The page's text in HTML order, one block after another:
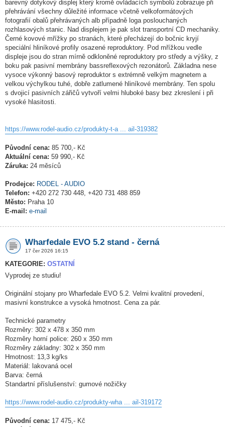
barevný dotykový displej který kromě ovládacích symbolů zobrazuje při
přehrávání všechny důležité informace včetně velkoformátových
fotografií obalů přehrávaných alb případně loga poslouchaných
rozhlasových stanic. Nad displejem je pak slot transportní CD mechaniky.
Černé kovové mřížky po stranách, které přecházejí do bočnic kryjí
speciální hliníkové profily osazené reproduktory. Pod mřížkou vedle
displeje jsou do stran mírně odkloněné reproduktory pro středy a výšky, z
boku pak pasivní membrány bassreflexových rezonátorů. Základna nese
vysoce výkonný basový reproduktor s extrémně velkým magnetem a
velkou výchylkou tuhé, dobře zatlumené hliníkové membrány. Ten spolu
s dvojicí pasivních zářičů vytvoří velmi hluboké basy bez zkreslení i při
vysoké hlasitosti.
https://www.rodel-audio.cz/produkty-t-a ... ail-319382
Původní cena: 85 700,- Kč
Aktuální cena: 59 990,- Kč
Záruka: 24 měsíců
Prodejce: RODEL - AUDIO
Telefon: +420 272 730 448, +420 731 488 859
Město: Praha 10
E-mail: e-mail
Wharfedale EVO 5.2 stand - černá
17 čer 2026 16:15
KATEGORIE: OSTATNÍ
Vyprodej ze studiu!
Originální stojany pro Wharfedale EVO 5.2. Velmi kvalitní provedení,
masivní konstrukce a vysoká hmotnost. Cena za pár.
Technické parametry
Rozměry: 302 x 478 x 350 mm
Rozměry horní police: 260 x 350 mm
Rozměry základny: 302 x 350 mm
Hmotnost: 13,3 kg/ks
Materiál: lakovaná ocel
Barva: černá
Standartní příslušenství: gumové nožičky
https://www.rodel-audio.cz/produkty-wha ... ail-319172
Původní cena: 17 475,- Kč